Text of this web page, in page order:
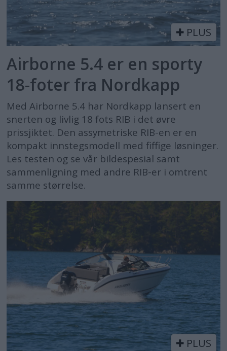
PLUS
Airborne 5.4 er en sporty
18-foter fra Nordkapp
Med Airborne 5.4 har Nordkapp lansert en
snerten og livlig 18 fots RIB i det øvre
prissjiktet. Den assymetriske RIB-en er en
kompakt innstegsmodell med fiffige løsninger.
Les testen og se vår bildespesial samt
sammenligning med andre RIB-er i omtrent
samme størrelse.
PLUS